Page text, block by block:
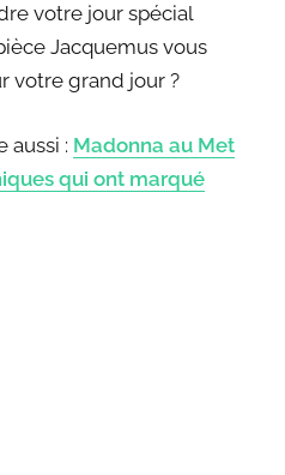
votre jour spécial
Jacquemus vous
votre grand jour ?
aussi : Madonna au Met
qui ont marqué